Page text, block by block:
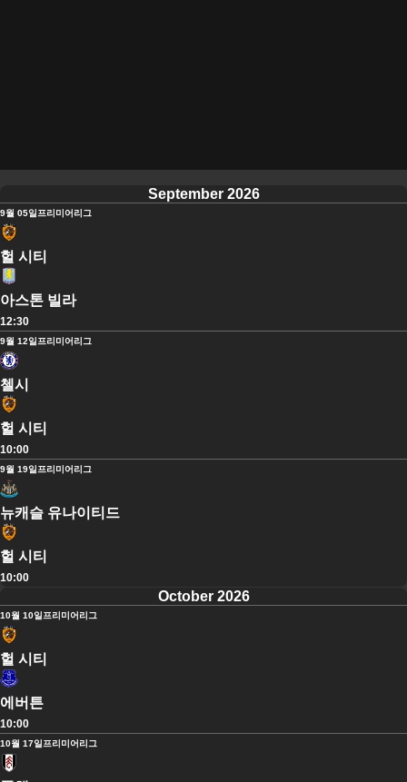
September 2026
9월 05일프리미어리그
헐 시티
아스톤 빌라
12:30
9월 12일프리미어리그
첼시
헐 시티
10:00
9월 19일프리미어리그
뉴캐슬 유나이티드
헐 시티
10:00
October 2026
10월 10일프리미어리그
헐 시티
에버튼
10:00
10월 17일프리미어리그